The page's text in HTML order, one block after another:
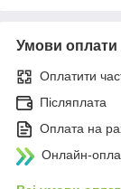
Умови оплати
Оплатити
Післяплата
Оплата на
Онлайн-